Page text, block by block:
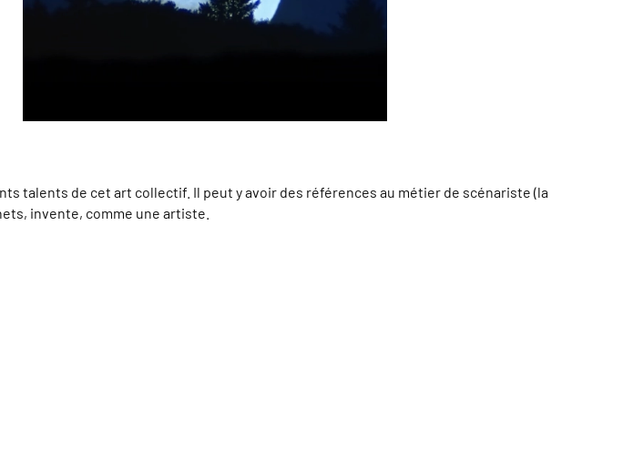
talents de cet art collectif. Il peut y avoir des références au métier de scénariste (la
invente, comme une artiste.